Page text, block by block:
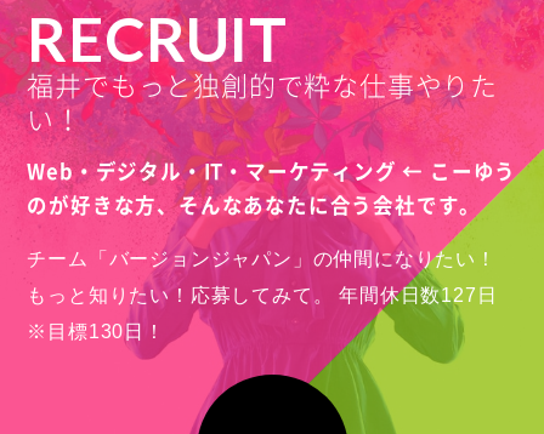
RECRUIT
福井でもっと独創的で粋な仕事やりた
い！
Web・デジタル・IT・マーケティング ← こーゆう
のが好きな方、そんなあなたに合う会社です。
チーム「バージョンジャパン」の仲間になりたい！
もっと知りたい！応募してみて。
年間休日数127日
※目標130日！